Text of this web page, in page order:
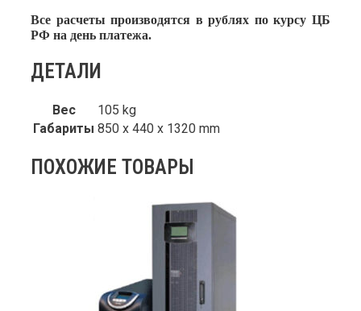
Все расчеты производятся в рублях по курсу ЦБ
РФ на день платежа.
ДЕТАЛИ
Вес
105 kg
Габариты 850 x 440 x 1320 mm
ПОХОЖИЕ ТОВАРЫ